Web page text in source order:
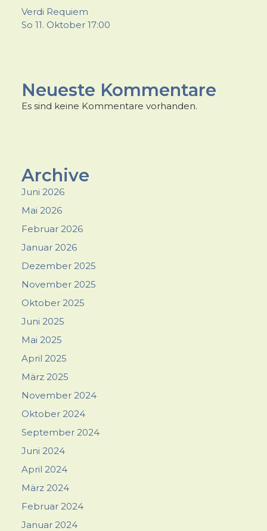
Verdi Requiem
So 11. Oktober 17:00
Neueste Kommentare
Es sind keine Kommentare vorhanden.
Archive
Juni 2026
Mai 2026
Februar 2026
Januar 2026
Dezember 2025
November 2025
Oktober 2025
Juni 2025
Mai 2025
April 2025
März 2025
November 2024
Oktober 2024
September 2024
Juni 2024
April 2024
März 2024
Februar 2024
Januar 2024